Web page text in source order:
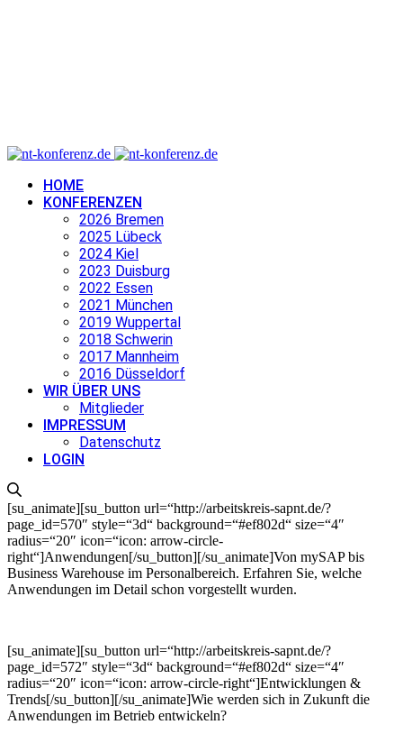
HOME
KONFERENZEN
2026 Bremen
2025 Lübeck
2024 Kiel
2023 Duisburg
2022 Essen
2021 München
2019 Wuppertal
2018 Schwerin
2017 Mannheim
2016 Düsseldorf
WIR ÜBER UNS
Mitglieder
IMPRESSUM
Datenschutz
LOGIN
[su_animate][su_button url=“http://arbeitskreis-sapnt.de/?
page_id=570″ style=“3d“ background=“#ef802d“ size=“4″
radius=“20″ icon=“icon: arrow-circle-
right“]Anwendungen[/su_button][/su_animate]Von mySAP bis
Business Warehouse im Personalbereich. Erfahren Sie, welche
Anwendungen im Detail schon vorgestellt wurden.
[su_animate][su_button url=“http://arbeitskreis-sapnt.de/?
page_id=572″ style=“3d“ background=“#ef802d“ size=“4″
radius=“20″ icon=“icon: arrow-circle-right“]Entwicklungen &
Trends[/su_button][/su_animate]Wie werden sich in Zukunft die
Anwendungen im Betrieb entwickeln?